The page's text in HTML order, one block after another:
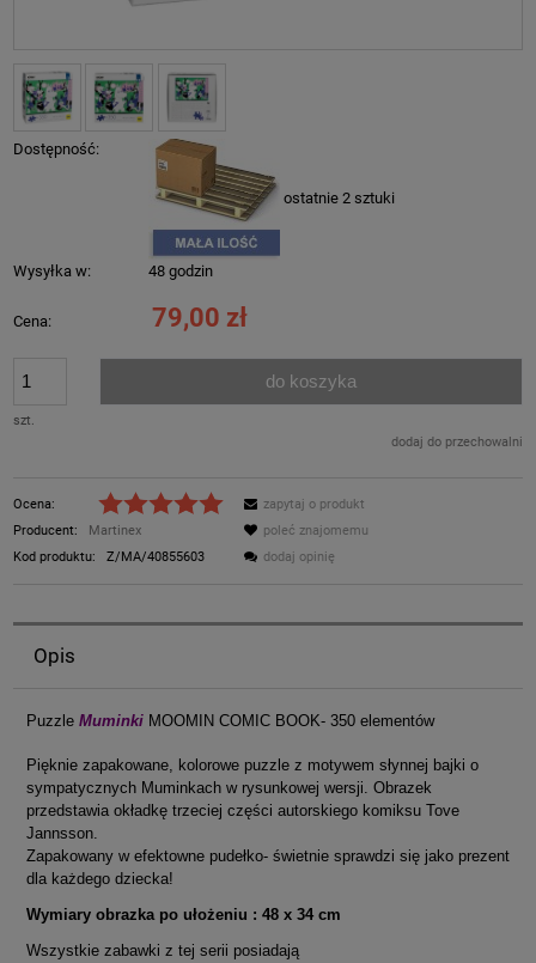
Dostępność:
ostatnie 2 sztuki
Wysyłka w: 48 godzin
Cena: 79,00 zł
szt.
do koszyka
dodaj do przechowalni
Ocena:
Producent:
Martinex
Kod produktu:
Z/MA/40855603
zapytaj o produkt
poleć znajomemu
dodaj opinię
Opis
Puzzle Muminki MOOMIN COMIC BOOK- 350 elementów
Pięknie zapakowane, kolorowe puzzle z motywem słynnej bajki o
sympatycznych Muminkach w rysunkowej wersji. Obrazek
przedstawia okładkę trzeciej części autorskiego komiksu Tove
Jannsson.
Zapakowany w efektowne pudełko- świetnie sprawdzi się jako prezent
dla każdego dziecka!
Wymiary obrazka po ułożeniu : 48 x 34 cm
Wszystkie zabawki z tej serii posiadają